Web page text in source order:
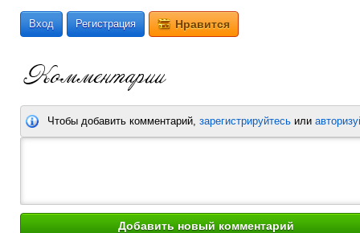
Вход Регистрация Нравится
Чтобы добавить комментарий, зарегистрируйтесь или